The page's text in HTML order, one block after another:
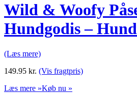
Wild & Woofy
Hundgodis –
(Læs mere)
149.95 kr. (Vis fragtpris)
Læs mere »Køb nu »